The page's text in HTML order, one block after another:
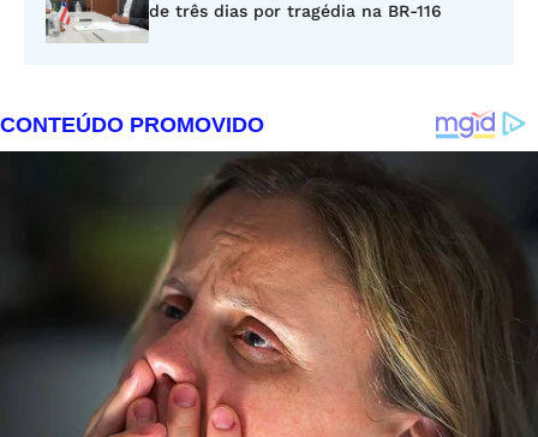
de três dias por tragédia na BR-116